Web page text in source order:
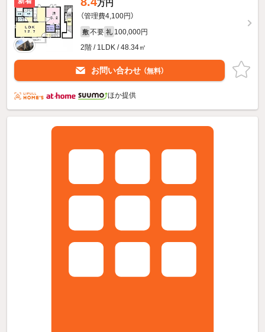
万円
（管理費4,100円）
敷 不要 礼 100,000円
2階 / 1LDK / 48.34㎡
お問い合わせ （無料）
ほか提供